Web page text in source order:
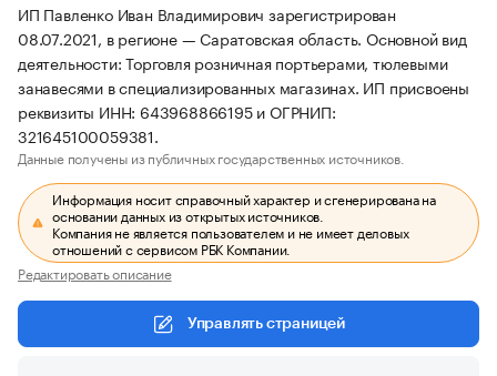
ИП Павленко Иван Владимирович зарегистрирован
08.07.2021, в регионе — Саратовская область. Основной вид
деятельности: Торговля розничная портьерами, тюлевыми
занавесями в специализированных магазинах. ИП присвоены
реквизиты ИНН: 643968866195 и ОГРНИП:
321645100059381.
Данные получены из публичных государственных источников.
Информация носит справочный характер и сгенерирована на
основании данных из открытых источников.
Компания не является пользователем и не имеет деловых
отношений с сервисом РБК Компании.
Редактировать описание
Управлять страницей